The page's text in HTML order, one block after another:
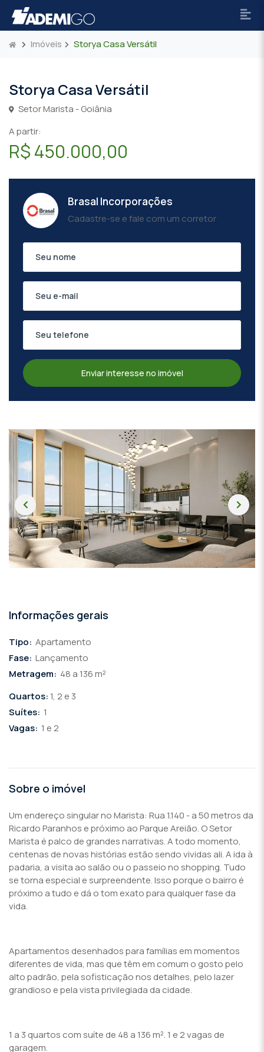
Imóveis Storya Casa Versátil
Storya Casa Versátil
Setor Marista - Goiânia
A partir:
R$ 450.000,00
Brasal Incorporações
Cadastre-se e fale com um corretor
Enviar interesse no imóvel
Informações gerais
Tipo: Apartamento
Fase: Lançamento
Metragem: 48 a 136 m²
Quartos:1, 2 e 3
Suítes: 1
Vagas: 1 e 2
Sobre o imóvel
Um endereço singular no Marista: Rua 1.140 - a 50 metros da
Ricardo Paranhos e próximo ao Parque Areião. O Setor
Marista é palco de grandes narrativas. A todo momento,
centenas de novas histórias estão sendo vividas ali. A ida à
padaria, a visita ao salão ou o passeio no shopping. Tudo
se torna especial e surpreendente. Isso porque o bairro é
próximo a tudo e dá o tom exato para qualquer fase da
vida.
Apartamentos desenhados para famílias em momentos
diferentes de vida, mas que têm em comum o gosto pelo
alto padrão, pela sofisticação nos detalhes, pelo lazer
grandioso e pela vista privilegiada da cidade.
1 a 3 quartos com suíte de 48 a 136 m². 1 e 2 vagas de
garagem.